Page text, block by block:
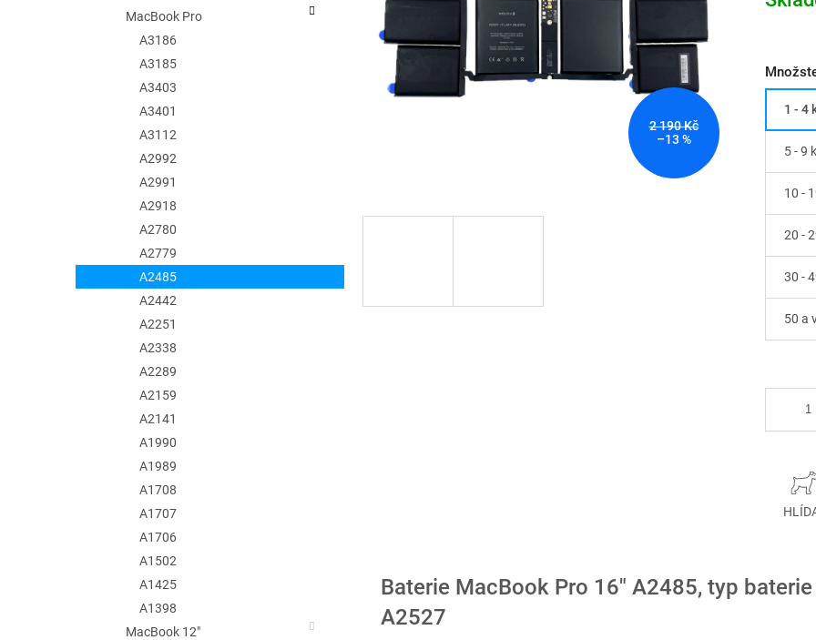
MacBook Pro
A3186
A3185
A3403
A3401
A3112
A2992
A2991
A2918
A2780
A2779
A2485
A2442
A2251
A2338
A2289
A2159
A2141
A1990
A1989
A1708
A1707
A1706
A1502
A1425
A1398
MacBook 12"
2 190 Kč
–13 %
1 - 4
5 - 9
10 -
20 -
30 -
50 a
Baterie MacBook Pro 16" A2485, typ baterie
A2527